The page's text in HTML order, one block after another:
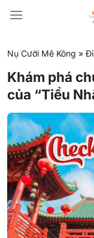
đến
dung
Nụ Cười Mê Kông »
Khám phá
của “Tiểu